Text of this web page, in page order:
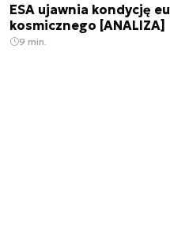
ESA ujawnia kondycję
kosmicznego [ANALIZA]
9 min.